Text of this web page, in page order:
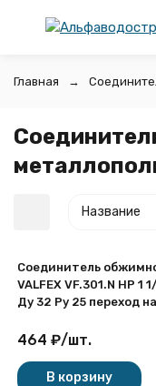
Главная
Название
Соединитель
VALFEX VF.301.N НР 1
Ду 32 Ру 25 переход на
никелированный
464 ₽/шт.
В корзину